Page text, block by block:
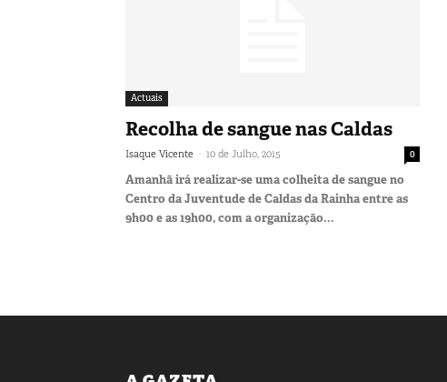
Actuais
Recolha de sangue nas Caldas
Isaque Vicente - 10 de Julho, 2015 0
Amanhã irá realizar-se uma colheita de sangue no
Centro da Juventude de Caldas da Rainha entre as
9h00 e as 19h00, com a organização...